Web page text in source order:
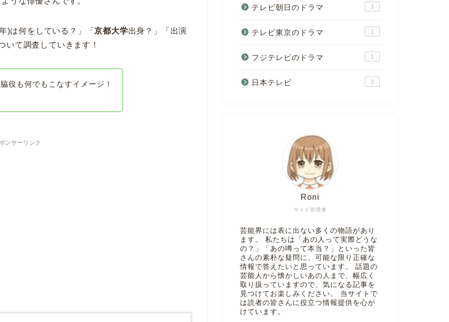
)は何をしている？」「京都大学出身？」「出演
いて調査していきます！
役も何でもこなすイメージ！
ンサーリンク
テレビ朝日のドラマ 1
テレビ東京のドラマ 1
フジテレビのドラマ 1
日本テレビ 3
サイト管理者
Roni
芸能界には表に出ない多くの物語があり
ます。 私たちは「あの人って実際どうな
の？」「あの噂って本当？」といった皆
さんの素朴な疑問に、可能な限り正確な
情報で答えたいと思っています。 話題の
芸能人から懐かしいあの人まで、幅広く
取り扱っていますので、気になる記事を
見つけてお楽しみください。 当サイトで
は読者の皆さんに役立つ情報提供を心が
けています。